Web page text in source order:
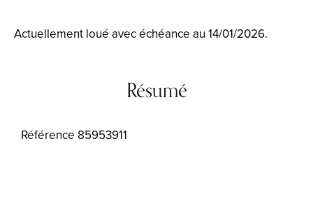
Actuellement loué avec échéance au 14/01/2026.
Résumé
Référence 85953911